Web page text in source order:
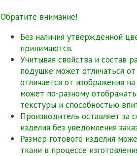
Обратите внимание!
Без наличия утвержденной
принимаются.
Учитывая свойства и состав
подушке может отличаться
отличается от изображения
может по-разному
текстуры и способностью
Производитель оставляет за
изделия без уведомления
Размер готового изделия
ткани в процессе